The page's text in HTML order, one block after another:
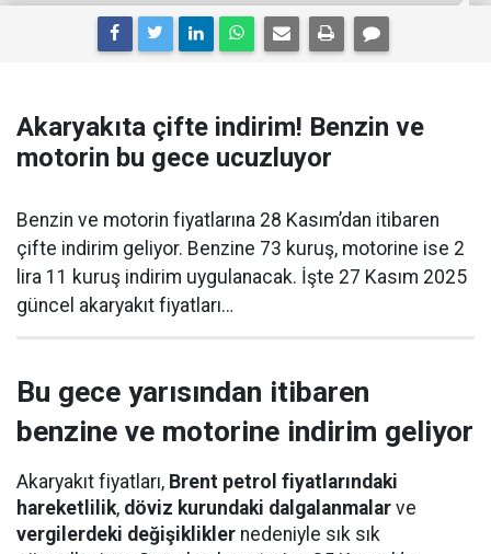
Akaryakıta çifte indirim! Benzin ve
motorin bu gece ucuzluyor
Benzin ve motorin fiyatlarına 28 Kasım’dan itibaren
çifte indirim geliyor. Benzine 73 kuruş, motorine ise 2
lira 11 kuruş indirim uygulanacak. İşte 27 Kasım 2025
güncel akaryakıt fiyatları…
Bu gece yarısından itibaren
benzine ve motorine indirim geliyor
Akaryakıt fiyatları, Brent petrol fiyatlarındaki
hareketlilik, döviz kurundaki dalgalanmalar ve
vergilerdeki değişiklikler nedeniyle sık sık